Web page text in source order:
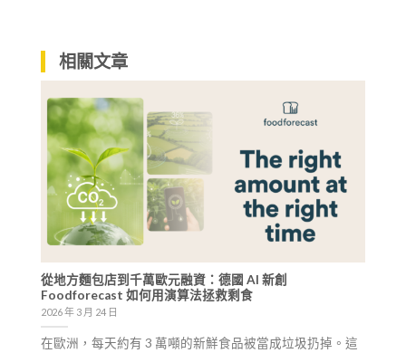
相關文章
從地方麵包店到千萬歐元融資：德國 AI 新創
Foodforecast 如何用演算法拯救剩食
2026 年 3 月 24 日
在歐洲，每天約有 3 萬噸的新鮮食品被當成垃圾扔掉。這